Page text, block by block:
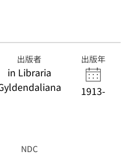
出版者
in Libraria
出版年
1913-
NDC